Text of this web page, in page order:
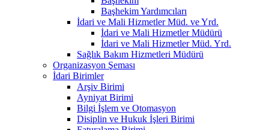
Başhekim Yardımcıları
İdari ve Mali Hizmetler Müd. ve Yrd.
İdari ve Mali Hizmetler Müdürü
İdari ve Mali Hizmetler Müd. Yrd.
Sağlık Bakım Hizmetleri Müdürü
Organizasyon Şeması
İdari Birimler
Arşiv Birimi
Ayniyat Birimi
Bilgi İşlem ve Otomasyon
Disiplin ve Hukuk İşleri Birimi